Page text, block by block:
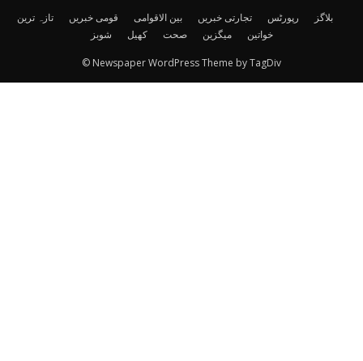
تازہ ترین قومی خبریں بین الاقوامی تجارتی خبریں رپورٹس
بلاگز
شوبز
کھیل صحت میگزین خواتین
© Newspaper WordPress Theme by TagDiv